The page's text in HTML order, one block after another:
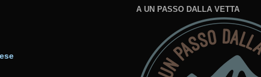
A UN PASSO DALLA VETTA